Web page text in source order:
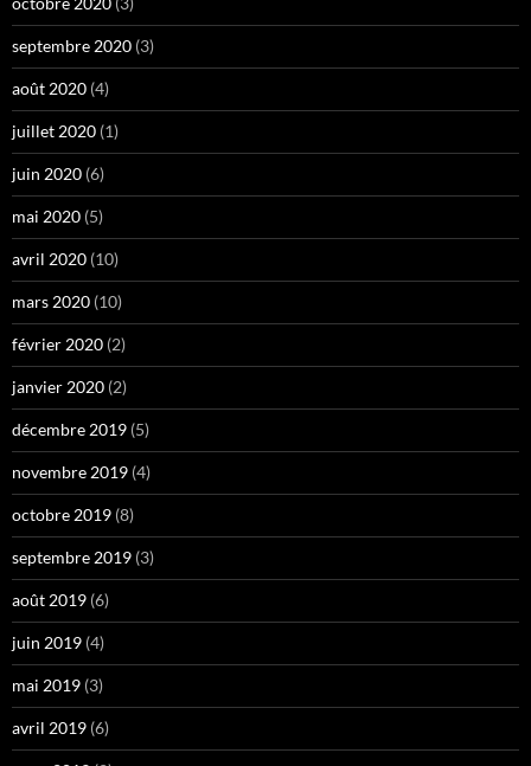
septembre 2020 (3)
août 2020 (4)
juillet 2020 (1)
juin 2020 (6)
mai 2020 (5)
avril 2020 (10)
mars 2020 (10)
février 2020 (2)
janvier 2020 (2)
décembre 2019 (5)
novembre 2019 (4)
octobre 2019 (8)
septembre 2019 (3)
août 2019 (6)
juin 2019 (4)
mai 2019 (3)
avril 2019 (6)